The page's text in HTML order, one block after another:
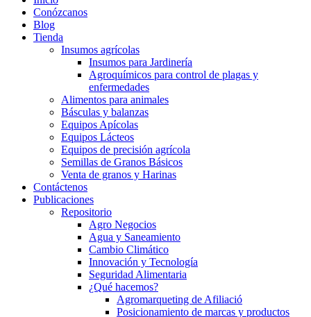
Conózcanos
Blog
Tienda
Insumos agrícolas
Insumos para Jardinería
Agroquímicos para control de plagas y
enfermedades
Alimentos para animales
Básculas y balanzas
Equipos Apícolas
Equipos Lácteos
Equipos de precisión agrícola
Semillas de Granos Básicos
Venta de granos y Harinas
Contáctenos
Publicaciones
Repositorio
Agro Negocios
Agua y Saneamiento
Cambio Climático
Innovación y Tecnología
Seguridad Alimentaria
¿Qué hacemos?
Agromarqueting de Afiliació
Posicionamiento de marcas y productos